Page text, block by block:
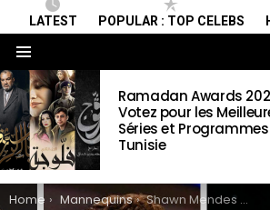
LATEST POPULAR : TOP CELEBS
LATEST
STORIES
Ramadan Awards
Votez pour les
Séries et Programmes
Tunisie
You are here:
Home Mannequins Shawn Mendes Wiki, Biographie, Age, Taille, Mariage, Famille & Informations